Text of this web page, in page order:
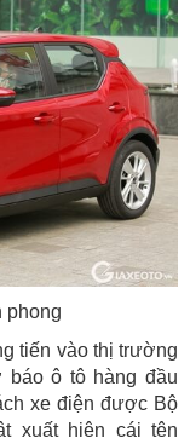
phong
tiến vào thị trường
báo ô tô hàng đầu
xe điện được Bộ
xuất hiện cái tên